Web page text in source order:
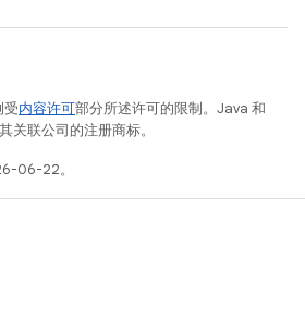
受内容许可部分所述许可的限制。Java 和
关联公司的注册商标。
06-22。